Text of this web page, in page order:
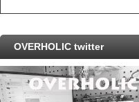
OVERHOLIC twitter